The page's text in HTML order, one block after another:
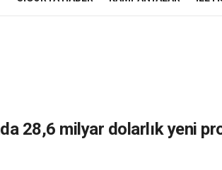
28,6 milyar dolarlık yeni